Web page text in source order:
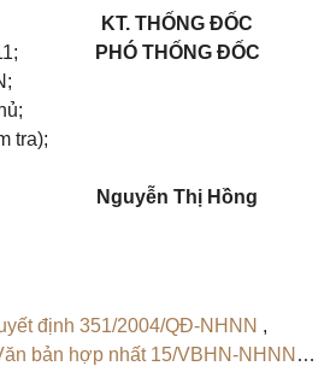
tra);
KT. THỐNG ĐỐC
PHÓ THỐNG ĐỐC
Nguyễn Thị Hồng
định 351/2004/QĐ-NHNN ,
bản hợp nhất 15/VBHN-NHNN,